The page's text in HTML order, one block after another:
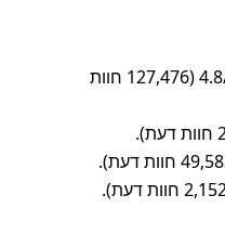
הסעה פרטית – דירוג 4.8/5 (127,476 חוות